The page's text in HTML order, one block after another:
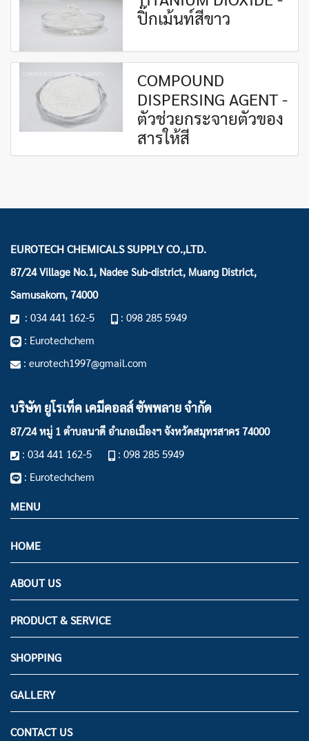
ปิ๊กเม้นท์สีขาว
COMPOUND
DISPERSING AGENT -
ตัวช่วยกระจายตัวของ
สารให้สี
EUROTECH CHEMICALS SUPPLY CO.,LTD.
87/24 Village No.1, Nadee Sub-district, Muang District,
Samusakorn, 74000
: 034 441 162-5 : 098 285 5949
: Eurotechchem
: eurotech1997@gmail.com
บริษัท ยูโรเท็ค เคมีคอลส์ ซัพพลาย จำกัด
87/24 หมู่ 1 ตำบลนาดี อำเภอเมืองฯ จังหวัดสมุทรสาคร 74000
: 034 441 162-5 : 098 285 5949
: Eurotechchem
MENU
HOME
ABOUT US
PRODUCT & SERVICE
SHOPPING
GALLERY
CONTACT US